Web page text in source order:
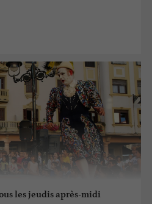
les jeudis après-midi